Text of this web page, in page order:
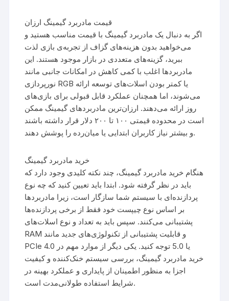
قیمت مادربرد گیمینگ ارزان
اگر به دنبال یک مادربرد گیمینگ با قیمت مناسب هستید و
می‌خواهید بدون هزینه‌های گزاف از تجربه‌ی بازی لذت
ببرید، گزینه‌های متعددی در بازار موجود هستند. این
مادربردها اغلب با کمی کاهش در امکانات جانبی مانند
نورپردازی RGB یا کمتر بودن اسلات‌های توسعه ارائه
می‌شوند، اما همچنان عملکرد قابل قبولی برای بازی‌های
روز ارائه می‌دهند. ارزان‌ترین مادربردهای گیمینگ ممکن
است در محدوده قیمتی ۱۰۰ تا ۲۰۰ دلار قرار داشته باشند
و بیشتر نیاز کاربران ابتدایی یا میان‌رده را پوشش دهند.
خرید مادربرد گیمینگ
هنگام خرید مادربرد گیمینگ، چند نکته کلیدی وجود دارد که
باید در نظر گرفته شود. ابتدا باید تعیین کنید که چه نوع
پردازنده‌ای با سیستم شما سازگار است، زیرا مادربردها
بر اساس نوع چیپست خود فقط از برخی پردازنده‌ها
پشتیبانی می‌کنند. سپس باید به تعداد و نوع اسلات‌های
RAM و قابلیت پشتیبانی از تکنولوژی‌های جدید مانند
PCIe 4.0 یا 5.0 توجه کنید. یکی دیگر از موارد مهم در
خرید مادربرد گیمینگ، بررسی سیستم خنک‌کننده و کیفیت
اجزا به منظور اطمینان از پایداری و عملکرد بهینه در
شرایط استفاده طولانی‌مدت است.